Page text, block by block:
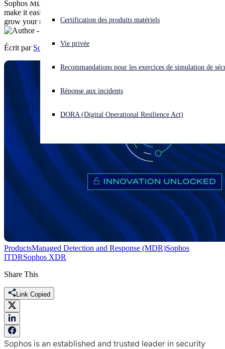
Vous subissez une cyberattaque ? Obtenez une aide immédiate.
Se connecter
Open search
Open language switcher
Certification des produits matériels
Vie privée
Recommandations pour les exercices de simulation de
Réponse aux incidents
DORA (Digital Operational Resilience Act)
Sophos MDR continues to raise the bar and our latest enhancements
make it easier than ever to win new deals, retain customers and
grow your recurring revenue.
Écrit par Sophos
ProductsManaged Detection and Response (MDR)Sophos
ITDRSophos XDR
Share This
Link Copied
Sophos is an established and trusted leader in security